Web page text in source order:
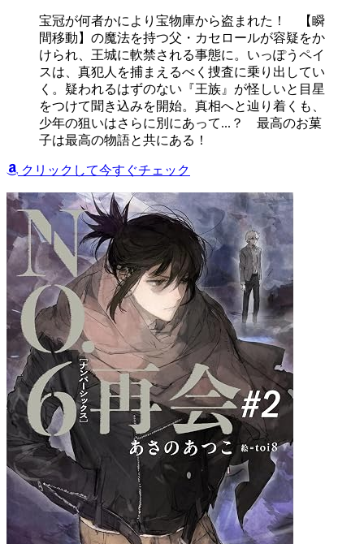
宝冠が何者かにより宝物庫から盗まれた！ 【瞬
間移動】の魔法を持つ父・カセロールが容疑をか
けられ、王城に軟禁される事態に。いっぽうペイ
スは、真犯人を捕まえるべく捜査に乗り出してい
く。疑われるはずのない『王族』が怪しいと目星
をつけて聞き込みを開始。真相へと辿り着くも、
少年の狙いはさらに別にあって...？ 最高のお菓
子は最高の物語と共にある！
クリックして今すぐチェック